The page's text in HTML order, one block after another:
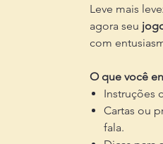
Leve mais
agora seu
com
O que você
Instruções
Cartas ou
fala.